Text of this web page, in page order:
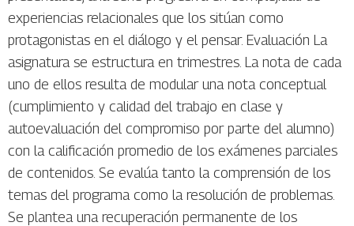
experiencias relacionales que los sitúan como
protagonistas en el diálogo y el pensar. Evaluación La
asignatura se estructura en trimestres. La nota de cada
uno de ellos resulta de modular una nota conceptual
(cumplimiento y calidad del trabajo en clase y
autoevaluación del compromiso por parte del alumno)
con la calificación promedio de los exámenes parciales
de contenidos. Se evalúa tanto la comprensión de los
temas del programa como la resolución de problemas.
Se plantea una recuperación permanente de los